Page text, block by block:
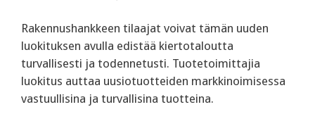
‍Rakennushankkeen tilaajat voivat tämän uuden
luokituksen avulla edistää kiertotaloutta
turvallisesti ja todennetusti. Tuotetoimittajia
luokitus auttaa uusiotuotteiden markkinoimisessa
vastuullisina ja turvallisina tuotteina.